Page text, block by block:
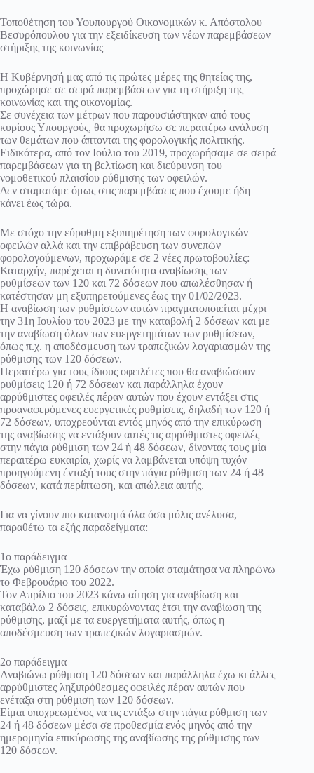
Τοποθέτηση του Υφυπουργού Οικονομικών κ. Απόστολου
Βεσυρόπουλου για την εξειδίκευση των νέων παρεμβάσεων
στήριξης της κοινωνίας
Η Κυβέρνησή μας από τις πρώτες μέρες της θητείας της,
προχώρησε σε σειρά παρεμβάσεων για τη στήριξη της
κοινωνίας και της οικονομίας.
Σε συνέχεια των μέτρων που παρουσιάστηκαν από τους
κυρίους Υπουργούς, θα προχωρήσω σε περαιτέρω ανάλυση
των θεμάτων που άπτονται της φορολογικής πολιτικής.
Ειδικότερα, από τον Ιούλιο του 2019, προχωρήσαμε σε σειρά
παρεμβάσεων για τη βελτίωση και διεύρυνση του
νομοθετικού πλαισίου ρύθμισης των οφειλών.
Δεν σταματάμε όμως στις παρεμβάσεις που έχουμε ήδη
κάνει έως τώρα.
Με στόχο την εύρυθμη εξυπηρέτηση των φορολογικών
οφειλών αλλά και την επιβράβευση των συνεπών
φορολογούμενων, προχωράμε σε 2 νέες πρωτοβουλίες:
Καταρχήν, παρέχεται η δυνατότητα αναβίωσης των
ρυθμίσεων των 120 και 72 δόσεων που απωλέσθησαν ή
κατέστησαν μη εξυπηρετούμενες έως την 01/02/2023.
Η αναβίωση των ρυθμίσεων αυτών πραγματοποιείται μέχρι
την 31η Ιουλίου του 2023 με την καταβολή 2 δόσεων και με
την αναβίωση όλων των ευεργετημάτων των ρυθμίσεων,
όπως π.χ. η αποδέσμευση των τραπεζικών λογαριασμών της
ρύθμισης των 120 δόσεων.
Περαιτέρω για τους ίδιους οφειλέτες που θα αναβιώσουν
ρυθμίσεις 120 ή 72 δόσεων και παράλληλα έχουν
αρρύθμιστες οφειλές πέραν αυτών που έχουν εντάξει στις
προαναφερόμενες ευεργετικές ρυθμίσεις, δηλαδή των 120 ή
72 δόσεων, υποχρεούνται εντός μηνός από την επικύρωση
της αναβίωσης να εντάξουν αυτές τις αρρύθμιστες οφειλές
στην πάγια ρύθμιση των 24 ή 48 δόσεων, δίνοντας τους μία
περαιτέρω ευκαιρία, χωρίς να λαμβάνεται υπόψη τυχόν
προηγούμενη ένταξή τους στην πάγια ρύθμιση των 24 ή 48
δόσεων, κατά περίπτωση, και απώλεια αυτής.
Για να γίνουν πιο κατανοητά όλα όσα μόλις ανέλυσα,
παραθέτω τα εξής παραδείγματα:
1ο παράδειγμα
Έχω ρύθμιση 120 δόσεων την οποία σταμάτησα να πληρώνω
το Φεβρουάριο του 2022.
Τον Απρίλιο του 2023 κάνω αίτηση για αναβίωση και
καταβάλω 2 δόσεις, επικυρώνοντας έτσι την αναβίωση της
ρύθμισης, μαζί με τα ευεργετήματα αυτής, όπως η
αποδέσμευση των τραπεζικών λογαριασμών.
2ο παράδειγμα
Αναβιώνω ρύθμιση 120 δόσεων και παράλληλα έχω κι άλλες
αρρύθμιστες ληξιπρόθεσμες οφειλές πέραν αυτών που
ενέταξα στη ρύθμιση των 120 δόσεων.
Είμαι υποχρεωμένος να τις εντάξω στην πάγια ρύθμιση των
24 ή 48 δόσεων μέσα σε προθεσμία ενός μηνός από την
ημερομηνία επικύρωσης της αναβίωσης της ρύθμισης των
120 δόσεων.